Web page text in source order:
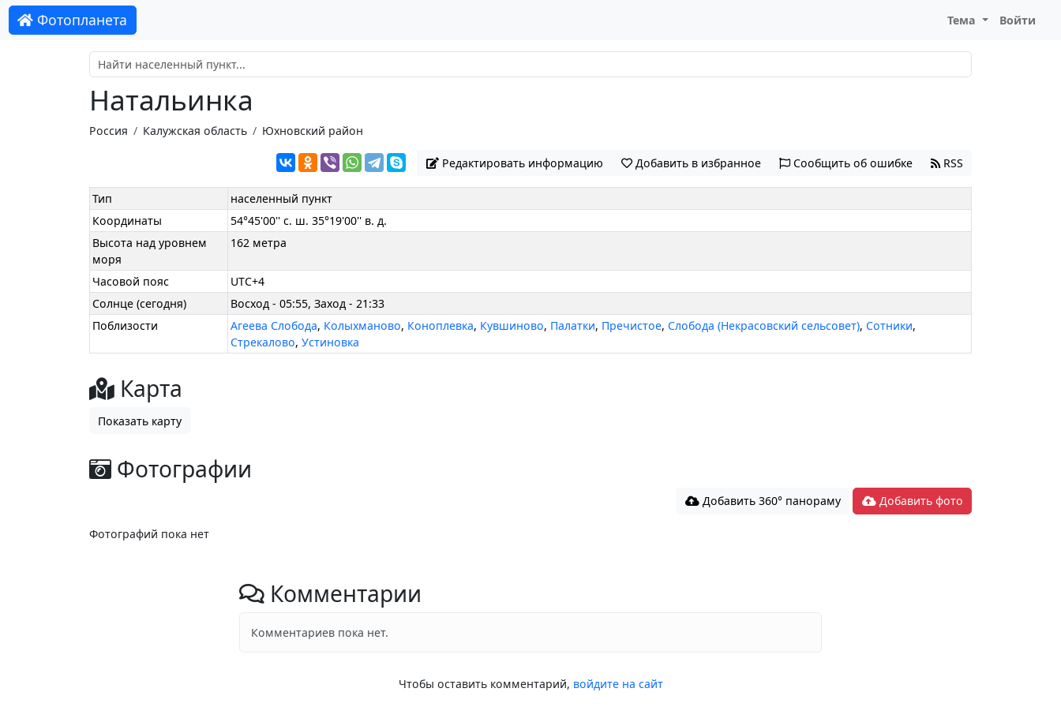
Фотопланета Тема Войти
Натальинка
Россия Калужская область Юхновский район
Редактировать информацию Добавить в избранное Сообщить об ошибке RSS
Тип
населенный пункт
Координаты
54°45'00'' с. ш. 35°19'00'' в. д.
Высота над уровнем
моря
162 метра
Часовой пояс
UTC+4
Солнце (сегодня)
Восход - 05:55, Заход - 21:33
Поблизости
Агеева Слобода, Колыхманово, Коноплевка, Кувшиново, Палатки, Пречистое, Слобода (Некрасовский сельсовет), Сотники,
Стрекалово,Устиновка
Карта
Показать карту
Фотографии
Добавить 360° панораму Добавить фото
Фотографий пока нет
Комментарии
Комментариев пока нет.
Чтобы оставить комментарий, войдите на сайт